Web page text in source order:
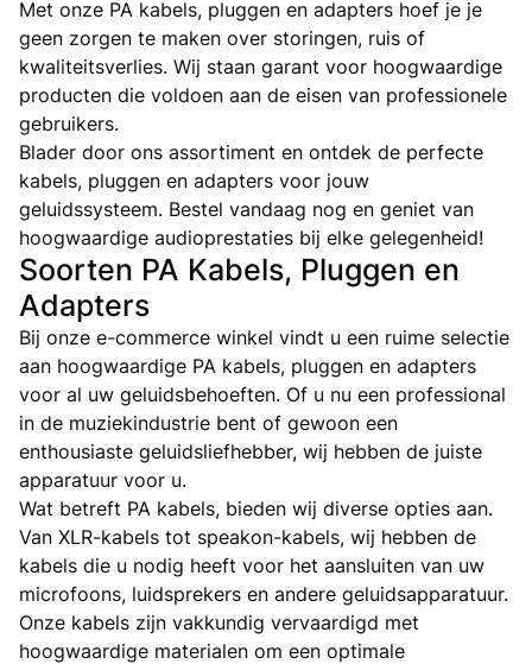
Met onze PA kabels, pluggen en adapters hoef je je
geen zorgen te maken over storingen, ruis of
kwaliteitsverlies. Wij staan garant voor hoogwaardige
producten die voldoen aan de eisen van professionele
gebruikers.
Blader door ons assortiment en ontdek de perfecte
kabels, pluggen en adapters voor jouw
geluidssysteem. Bestel vandaag nog en geniet van
hoogwaardige audioprestaties bij elke gelegenheid!
Soorten PA Kabels, Pluggen en
Adapters
Bij onze e-commerce winkel vindt u een ruime selectie
aan hoogwaardige PA kabels, pluggen en adapters
voor al uw geluidsbehoeften. Of u nu een professional
in de muziekindustrie bent of gewoon een
enthousiaste geluidsliefhebber, wij hebben de juiste
apparatuur voor u.
Wat betreft PA kabels, bieden wij diverse opties aan.
Van XLR-kabels tot speakon-kabels, wij hebben de
kabels die u nodig heeft voor het aansluiten van uw
microfoons, luidsprekers en andere geluidsapparatuur.
Onze kabels zijn vakkundig vervaardigd met
hoogwaardige materialen om een optimale